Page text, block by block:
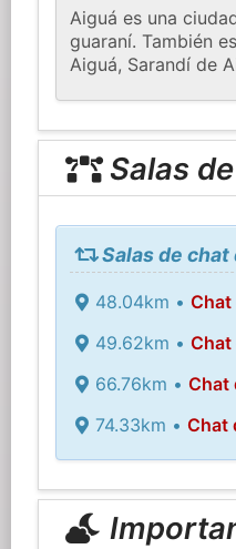
Aiguá es una
guaraní. También
Aiguá, Sarandí de
Salas
Salas de chat
48.04km • Chat
49.62km • Chat
66.76km • Chat
74.33km • Chat